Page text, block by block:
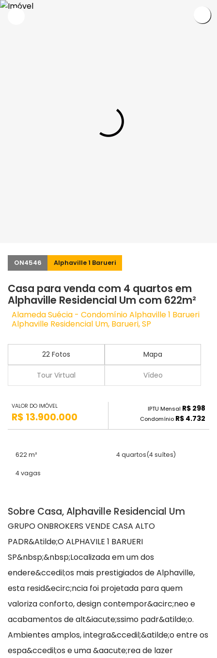
ON4546 Alphaville 1 Barueri
Casa para venda com 4 quartos em
Alphaville Residencial Um com 622m²
Alameda Suécia - Condomínio Alphaville 1 Barueri
Alphaville Residencial Um, Barueri, SP
22 Fotos Mapa
Tour Virtual Vídeo
VALOR DO IMÓVEL
R$ 13.900.000
IPTU Mensal R$ 298
Condomínio R$ 4.732
622 m² 4 quartos(4 suítes)
4 vagas
Sobre Casa, Alphaville Residencial Um
GRUPO ONBROKERS VENDE CASA ALTO
PADR&Atilde;O ALPHAVILE 1 BARUERI
SP&nbsp;&nbsp;Localizada em um dos
endere&ccedil;os mais prestigiados de Alphaville,
esta resid&ecirc;ncia foi projetada para quem
valoriza conforto, design contempor&acirc;neo e
acabamentos de alt&iacute;ssimo padr&atilde;o.
Ambientes amplos, integra&ccedil;&atilde;o entre os
espa&ccedil;os e uma &aacute;rea de lazer